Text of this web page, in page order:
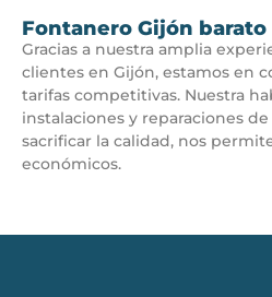
Fontanero Gijón barato
Gracias a nuestra amplia
clientes en Gijón, estamos en
tarifas competitivas. Nuestra
instalaciones y reparaciones
sacrificar la calidad, nos
económicos.